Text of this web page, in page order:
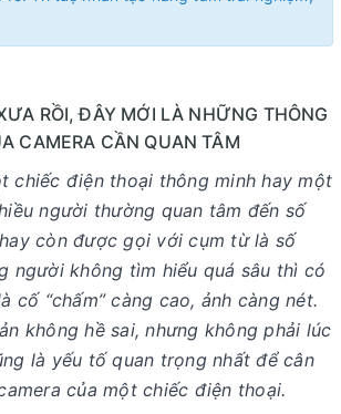
RỒI, ĐÂY MỚI LÀ NHỮNG THÔNG
CAMERA CẦN QUAN TÂM
chiếc điện thoại thông minh hay một
người thường quan tâm đến số
còn được gọi với cụm từ là số
người không tìm hiểu quá sâu thì có
cố “chấm” càng cao, ảnh càng nét.
không hề sai, nhưng không phải lúc
là yếu tố quan trọng nhất để cân
của một chiếc điện thoại.